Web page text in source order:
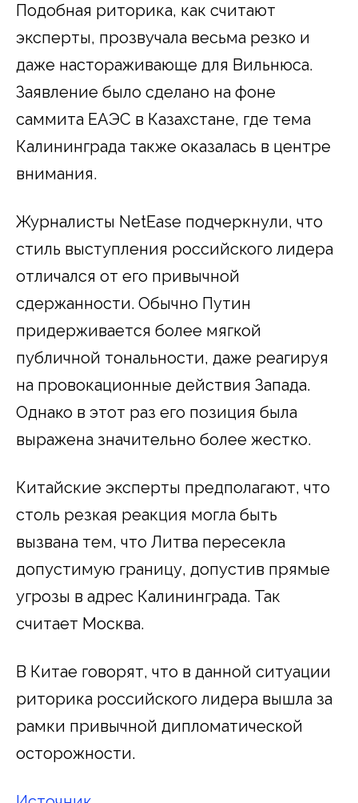
Подобная риторика, как считают
эксперты, прозвучала весьма резко и
даже настораживающе для Вильнюса.
Заявление было сделано на фоне
саммита ЕАЭС в Казахстане, где тема
Калининграда также оказалась в центре
внимания.
Журналисты NetEase подчеркнули, что
стиль выступления российского лидера
отличался от его привычной
сдержанности. Обычно Путин
придерживается более мягкой
публичной тональности, даже реагируя
на провокационные действия Запада.
Однако в этот раз его позиция была
выражена значительно более жестко.
Китайские эксперты предполагают, что
столь резкая реакция могла быть
вызвана тем, что Литва пересекла
допустимую границу, допустив прямые
угрозы в адрес Калининграда. Так
считает Москва.
В Китае говорят, что в данной ситуации
риторика российского лидера вышла за
рамки привычной дипломатической
осторожности.